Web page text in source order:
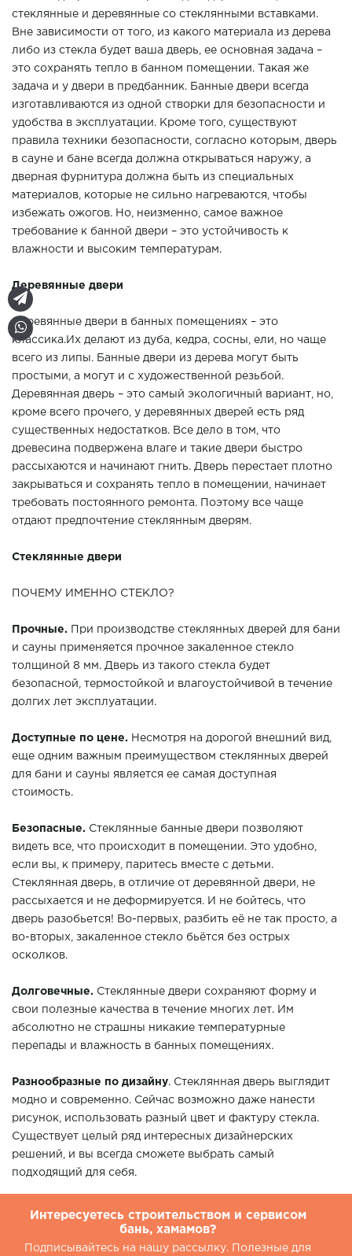
стеклянные и деревянные со стеклянными вставками.
Вне зависимости от того, из какого материала из дерева
либо из стекла будет ваша дверь, ее основная задача –
это сохранять тепло в банном помещении. Такая же
задача и у двери в предбанник. Банные двери всегда
изготавливаются из одной створки для безопасности и
удобства в эксплуатации. Кроме того, существуют
правила техники безопасности, согласно которым, дверь
в сауне и бане всегда должна открываться наружу, а
дверная фурнитура должна быть из специальных
материалов, которые не сильно нагреваются, чтобы
избежать ожогов. Но, неизменно, самое важное
требование к банной двери – это устойчивость к
влажности и высоким температурам.
Деревянные двери
Деревянные двери в банных помещениях – это
классика.Их делают из дуба, кедра, сосны, ели, но чаще
всего из липы. Банные двери из дерева могут быть
простыми, а могут и с художественной резьбой.
Деревянная дверь – это самый экологичный вариант, но,
кроме всего прочего, у деревянных дверей есть ряд
существенных недостатков. Все дело в том, что
древесина подвержена влаге и такие двери быстро
рассыхаются и начинают гнить. Дверь перестает плотно
закрываться и сохранять тепло в помещении, начинает
требовать постоянного ремонта. Поэтому все чаще
отдают предпочтение стеклянным дверям.
Стеклянные двери
ПОЧЕМУ ИМЕННО СТЕКЛО?
Прочные. При производстве стеклянных дверей для бани
и сауны применяется прочное закаленное стекло
толщиной 8 мм. Дверь из такого стекла будет
безопасной, термостойкой и влагоустойчивой в течение
долгих лет эксплуатации.
Доступные по цене. Несмотря на дорогой внешний вид,
еще одним важным преимуществом стеклянных дверей
для бани и сауны является ее самая доступная
стоимость.
Безопасные. Стеклянные банные двери позволяют
видеть все, что происходит в помещении. Это удобно,
если вы, к примеру, паритесь вместе с детьми.
Стеклянная дверь, в отличие от деревянной двери, не
рассыхается и не деформируется. И не бойтесь, что
дверь разобьется! Во-первых, разбить её не так просто, а
во-вторых, закаленное стекло бьётся без острых
осколков.
Долговечные. Стеклянные двери сохраняют форму и
свои полезные качества в течение многих лет. Им
абсолютно не страшны никакие температурные
перепады и влажность в банных помещениях.
Разнообразные по дизайну. Стеклянная дверь выглядит
модно и современно. Сейчас возможно даже нанести
рисунок, использовать разный цвет и фактуру стекла.
Существует целый ряд интересных дизайнерских
решений, и вы всегда сможете выбрать самый
подходящий для себя.
Интересуетесь строительством и сервисом
бань, хамамов?
Подписывайтесь на нашу рассылку. Полезные для